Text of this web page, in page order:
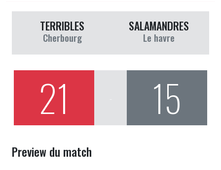
TERRIBLES
Cherbourg
SALAMANDRES
Le havre
21 15
Preview du match